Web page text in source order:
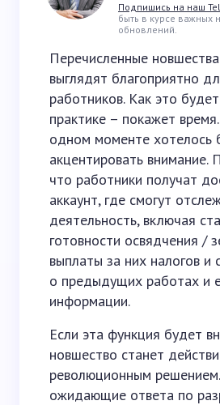
Подпишись на наш
быть в курсе важных
обновлений.
Перечисленные
выглядят благоприятно
работников. Как это
практике – покажет
одном моменте хотелось
акцентировать внимание.
что работники получат
аккаунт, где смогут
деятельность, включая
готовности освядчения /
выплаты за них налогов и
о предыдущих работах и
информации.
Если эта функция будет
новшество станет
революционным
ожидающие ответа по